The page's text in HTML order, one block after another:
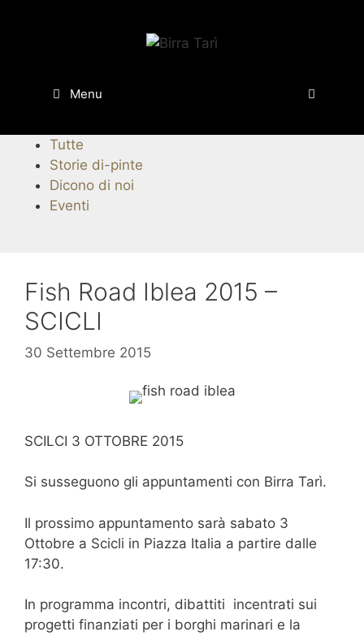
Menu
Tutte
Storie di-pinte
Dicono di noi
Eventi
Fish Road Iblea 2015 –
SCICLI
30 Settembre 2015
SCILCI 3 OTTOBRE 2015
Si susseguono gli appuntamenti con Birra Tarì.
Il prossimo appuntamento sarà sabato 3
Ottobre a Scicli in Piazza Italia a partire dalle
17:30.
In programma incontri, dibattiti incentrati sui
progetti finanziati per i borghi marinari e la